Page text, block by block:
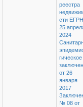
реестра
сти
25
2024
гическое
от 26
января
2017
№ 08 от